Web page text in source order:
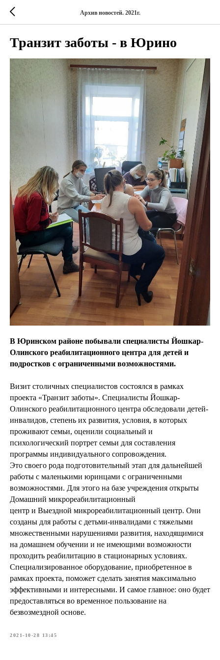
Архив новостей. 2021г.
Транзит заботы - в Юрино
В Юринском районе побывали специалисты Йошкар-
Олинского реабилитационного центра для детей и
подростков с ограниченными возможностями.
Визит столичных специалистов состоялся в рамках
проекта «Транзит заботы». Специалисты Йошкар-
Олинского реабилитационного центра обследовали детей-
инвалидов, степень их развития, условия, в которых
проживают семьи, оценили социальный и
психологический портрет семьи для составления
программы индивидуального сопровождения.
Это своего рода подготовительный этап для дальнейшей
работы с маленькими юринцами с ограниченными
возможностями. Для этого на базе учреждения открыты
Домашний микрореабилитационный
центр и Выездной микрореабилитационный центр. Они
созданы для работы с детьми-инвалидами с тяжелыми
множественными нарушениями развития, находящимися
на домашнем обучении и не имеющими возможности
проходить реабилитацию в стационарных условиях.
Специализированное оборудование, приобретенное в
рамках проекта, поможет сделать занятия максимально
эффективными и интересными. И самое главное: оно будет
предоставляться во временное пользование на
безвозмездной основе.
2021-10-28 13:45